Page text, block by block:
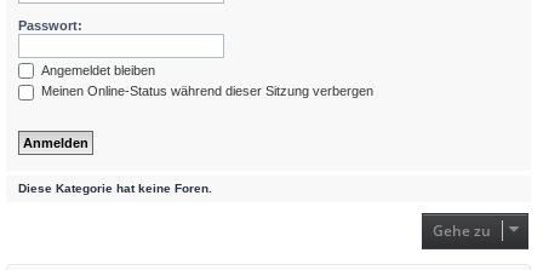
Passwort:
Angemeldet bleiben
Meinen Online-Status während dieser Sitzung verbergen
Diese Kategorie hat keine Foren.
Gehe zu